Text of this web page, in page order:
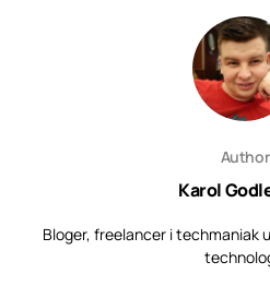
Author
Karol
Bloger, freelancer i techmaniak